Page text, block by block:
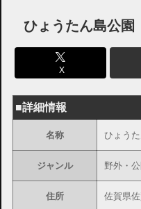
ひょうたん島公園
X
■詳細情報
名称 ひょう
ジャンル 野外・公
住所 佐賀県